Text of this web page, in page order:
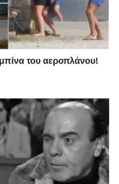
του αεροπλάνου!